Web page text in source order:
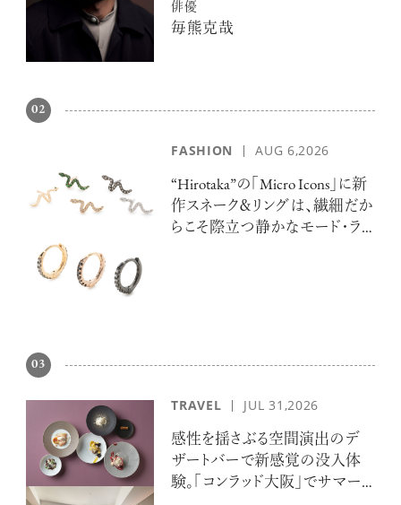
アクティビティの意外な視点、新たな
超絶技巧が生み出すエナメル工芸
のアートピース
俳優
毎熊克哉
02
FASHION AUG 6,2026
“Hirotaka”の「Micro Icons」に新
作スネーク＆リングは、繊細だか
らこそ際立つ静かなモード・ラ
03
TRAVEL JUL 31,2026
感性を揺さぶる空間演出のデ
ザートバーで新感覚の没入体
験。「コンラッド大阪」でサマー